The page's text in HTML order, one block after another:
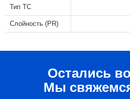
Тип ТС
Слойность (PR)
Остались
Мы